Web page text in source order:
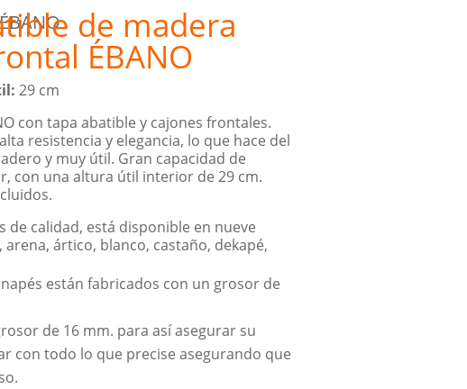
de madera
ÉBANO
29 cm
con tapa abatible y cajones frontales.
resistencia y elegancia, lo que hace del
y muy útil. Gran capacidad de
con una altura útil interior de 29 cm.
de calidad, está disponible en nueve
ártico, blanco, castaño, dekapé,
están fabricados con un grosor de
de 16 mm. para así asegurar su
con todo lo que precise asegurando que